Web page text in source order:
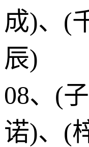
成)、(
辰)
08、(
诺)、(